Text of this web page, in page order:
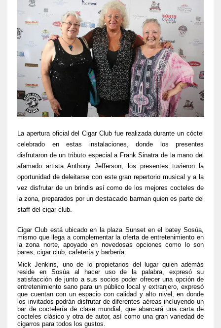
La apertura oficial del Cigar Club fue realizada durante un cóctel
celebrado en estas instalaciones, donde los presentes
disfrutaron de un tributo especial a Frank Sinatra de la mano del
afamado artista Anthony Jefferson, los presentes tuvieron la
oportunidad de deleitarse con este gran repertorio musical y a la
vez disfrutar de un brindis así como de los mejores cocteles de
la zona, preparados por un destacado barman quien es parte del
staff del cigar club.
Cigar Club está ubicado en la plaza Sunset en el batey Sosúa,
mismo que llega a complementar la oferta de entretenimiento en
la zona norte,
apoyado en novedosas opciones como lo son
bares, cigar club, cafetería y barbería.
Mick Jenkins, uno de lo propietarios del lugar quien además
reside en Sosúa al hacer uso de la palabra, expresó su
satisfacción de junto a sus socios poder ofrecer una opción de
entretenimiento sano para un público local y extranjero, expresó
que cuentan con un espacio con calidad y alto nivel, en donde
los invitados podrán disfrutar de diferentes aéreas incluyendo un
bar de coctelería de clase mundial, que abarcará una carta de
cocteles clásico y otra de autor, así como una gran variedad de
cigarros para todos los gustos.